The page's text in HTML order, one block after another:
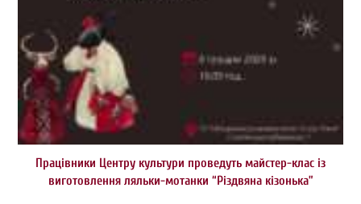
Працівники Центру культури проведуть майстер-клас із
виготовлення ляльки-мотанки “Різдвяна кізонька”